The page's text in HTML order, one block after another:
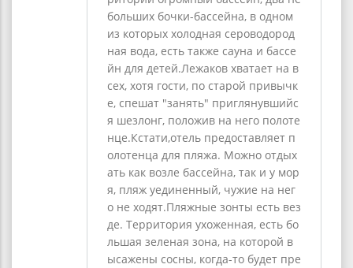
больших бочки-бассейна, в одном
из которых холодная сероводород
ная вода, есть также сауна и бассе
йн для детей.Лежаков хватает на в
сех, хотя гости, по старой привычк
е, спешат "занять" приглянувшийс
я шезлонг, положив на него полоте
нце.Кстати,отель предоставляет п
олотенца для пляжа. Можно отдых
ать как возле бассейна, так и у мор
я, пляж уединенный, чужие на нег
о не ходят.Пляжные зонты есть вез
де. Территория ухоженная, есть бо
льшая зеленая зона, на которой в
ысажены сосны, когда-то будет пре